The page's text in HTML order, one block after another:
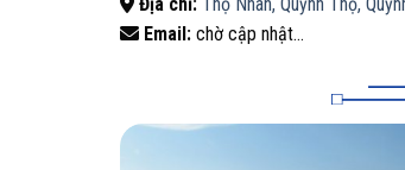
Email:chờ cập nhật…